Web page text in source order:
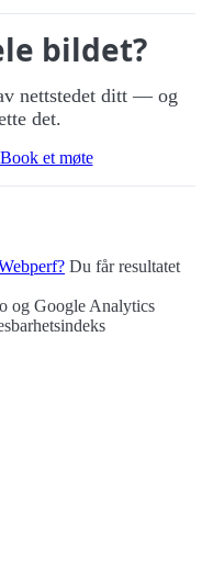
bildet?
nettstedet ditt — og
det.
Book et møte
Du får resultatet
og Google Analytics